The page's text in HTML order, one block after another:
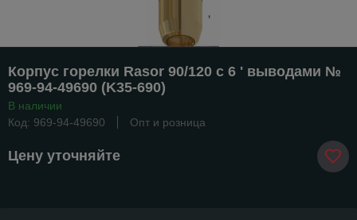
Корпус горелки Rasor 90/120 с 6 ' выводами №
969-94-49690 (K35-690)
В наличии
Код: 969-94-49690
Опт и розница
Цену уточняйте